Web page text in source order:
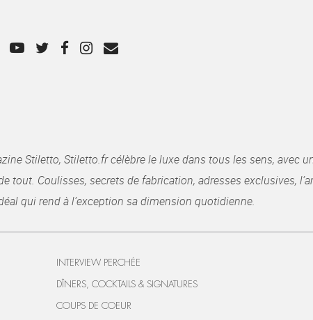
Stiletto, Stiletto.fr célèbre le luxe dans tous les sens, avec
tout. Coulisses, secrets de fabrication, adresses exclusives,
qui rend à l’exception sa dimension quotidienne.
INTERVIEW PERCHÉE
DÎNERS, COCKTAILS & SIGNATURES
COUPS DE COEUR